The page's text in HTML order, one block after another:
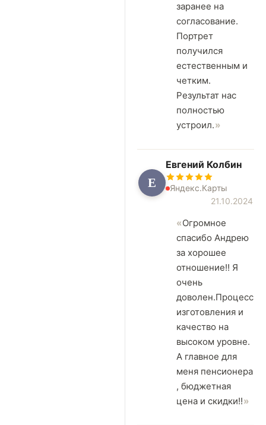
заранее на
согласование.
Портрет
получился
естественным и
четким.
Результат нас
полностью
устроил.
Е
Евгений Колбин
Яндекс.Карты
21.10.2024
Огромное
спасибо Андрею
за хорошее
отношение!! Я
очень
доволен.Процесс
изготовления и
качество на
высоком уровне.
А главное для
меня пенсионера
, бюджетная
цена и скидки!!